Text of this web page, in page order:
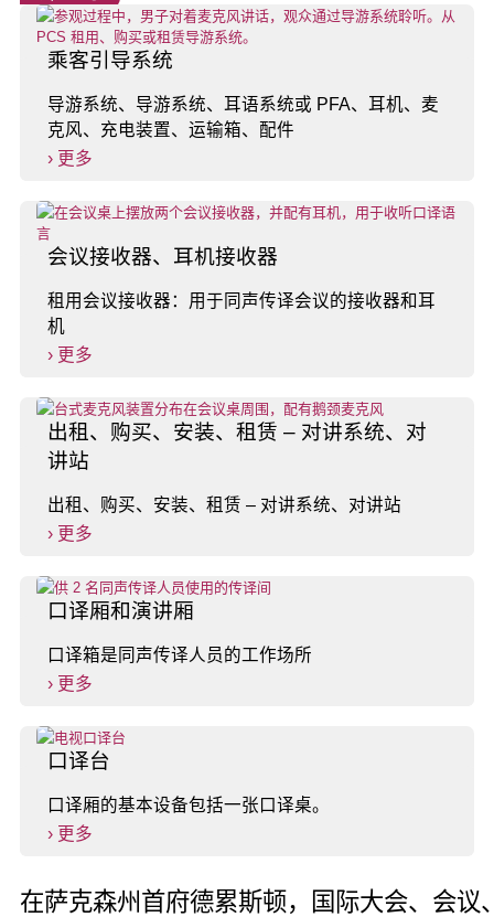
乘客引导系统
导游系统、导游系统、耳语系统或 PFA、耳机、麦
克风、充电装置、运输箱、配件
› 更多
会议接收器、耳机接收器
租用会议接收器：用于同声传译会议的接收器和耳
机
› 更多
出租、购买、安装、租赁 – 对讲系统、对
讲站
出租、购买、安装、租赁 – 对讲系统、对讲站
› 更多
口译厢和演讲厢
口译箱是同声传译人员的工作场所
› 更多
口译台
口译厢的基本设备包括一张口译桌。
› 更多
在萨克森州首府德累斯顿，国际大会、会